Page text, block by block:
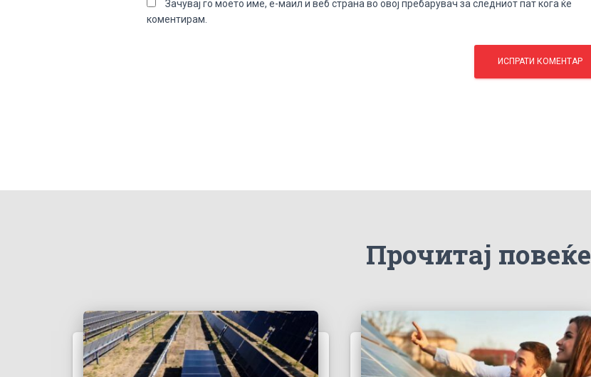
Зачувај го моето име, е-маил и веб страна во овој пребарувач за следниот пат кога ќе
коментирам.
Прочитај повеќе